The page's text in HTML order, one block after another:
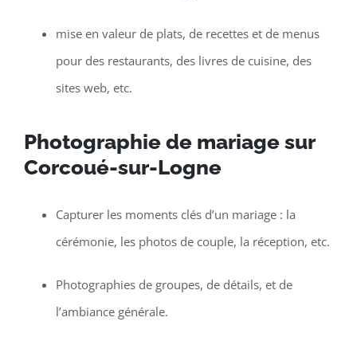
mise en valeur de plats, de recettes et de menus
pour des restaurants, des livres de cuisine, des
sites web, etc.
Photographie de mariage sur
Corcoué-sur-Logne
Capturer les moments clés d’un mariage : la
cérémonie, les photos de couple, la réception, etc.
Photographies de groupes, de détails, et de
l’ambiance générale.